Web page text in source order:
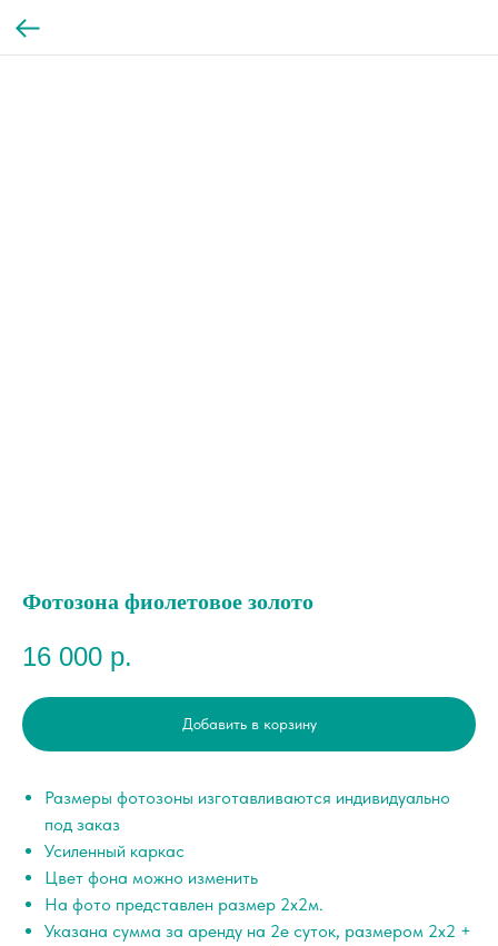
Фотозона фиолетовое золото
16 000 р.
Добавить в корзину
Размеры фотозоны изготавливаются индивидуально
под заказ
Усиленный каркас
Цвет фона можно изменить
На фото представлен размер 2х2м.
Указана сумма за аренду на 2е суток, размером 2х2 +